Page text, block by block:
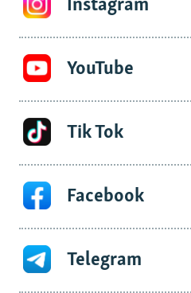
Instagram
YouTube
Tik Tok
Facebook
Telegram